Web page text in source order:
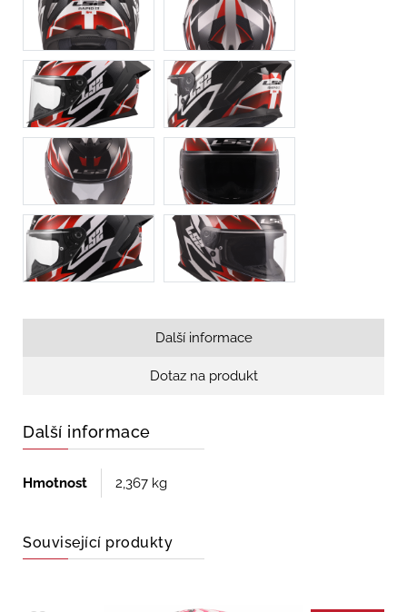
Další informace
Dotaz na produkt
Další informace
Hmotnost 2,367 kg
Související produkty